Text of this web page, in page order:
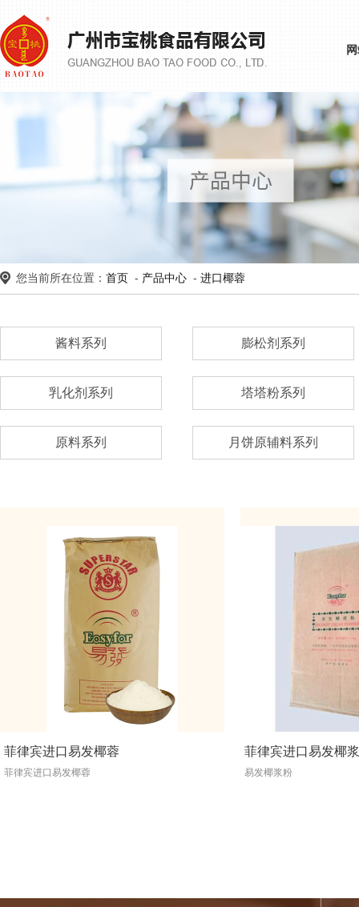
您当前所在位置： 首页 - 产品中心 - 进口椰蓉
酱料系列 膨松剂系列
乳化剂系列 塔塔粉系列
原料系列 月饼原辅料系列
菲律宾进口易发椰蓉
菲律宾进口易发椰蓉
菲律宾进口易发椰
易发椰浆粉